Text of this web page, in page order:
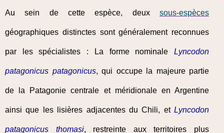
Au sein de cette espèce, deux sous-espèces
géographiques distinctes sont généralement reconnues
par les spécialistes : La forme nominale Lyncodon
patagonicus patagonicus, qui occupe la majeure partie
de la Patagonie centrale et méridionale en Argentine
ainsi que les lisières adjacentes du Chili, et Lyncodon
patagonicus thomasi, restreinte aux territoires plus